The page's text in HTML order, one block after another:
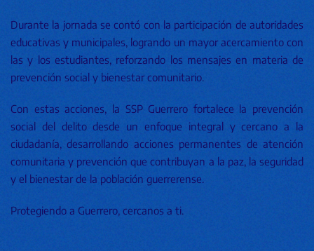
Durante la jornada se contó con la participación de autoridades
educativas y municipales, logrando un mayor acercamiento con
las y los estudiantes, reforzando los mensajes en materia de
prevención social y bienestar comunitario.
Con estas acciones, la SSP Guerrero fortalece la prevención
social del delito desde un enfoque integral y cercano a la
ciudadanía, desarrollando acciones permanentes de atención
comunitaria y prevención que contribuyan a la paz, la seguridad
y el bienestar de la población guerrerense.
Protegiendo a Guerrero, cercanos a ti.